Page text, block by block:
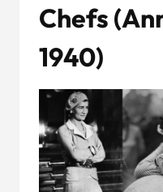
Chefs (
1940)